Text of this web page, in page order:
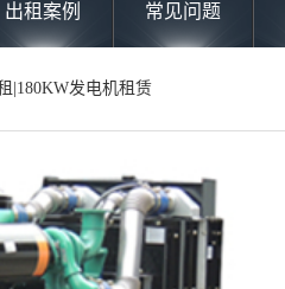
出租案例 常见问题
|180KW发电机租赁